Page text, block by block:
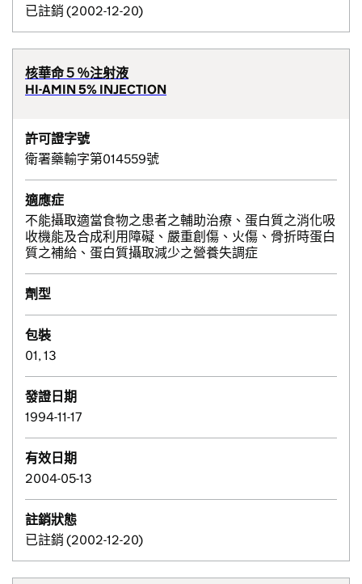
已註銷 (2002-12-20)
核華命５％注射液
HI-AMIN 5% INJECTION
許可證字號
衛署藥輸字第014559號
適應症
不能攝取適當食物之患者之輔助治療、蛋白質之消化吸
收機能及合成利用障礙、嚴重創傷、火傷、骨折時蛋白
質之補給、蛋白質攝取減少之營養失調症
劑型
包裝
01, 13
發證日期
1994-11-17
有效日期
2004-05-13
註銷狀態
已註銷 (2002-12-20)